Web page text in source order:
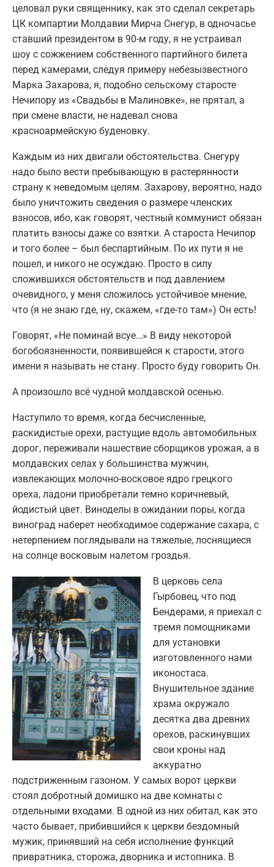
целовал руки священнику, как это сделал секретарь
ЦК компартии Молдавии Мирча Снегур, в одночасье
ставший президентом в 90-м году, я не устраивал
шоу с сожжением собственного партийного билета
перед камерами, следуя примеру небезызвестного
Марка Захарова, я, подобно сельскому старосте
Нечипору из «Свадьбы в Малиновке», не прятал, а
при смене власти, не надевал снова
красноармейскую буденовку.
Каждым из них двигали обстоятельства. Снегуру
надо было вести пребывающую в растерянности
страну к неведомым целям. Захарову, вероятно, надо
было уничтожить сведения о размере членских
взносов, ибо, как говорят, честный коммунист обязан
платить взносы даже со взятки. А староста Нечипор
и того более – был беспартийным. По их пути я не
пошел, и никого не осуждаю. Просто в силу
сложившихся обстоятельств и под давлением
очевидного, у меня сложилось устойчивое мнение,
что (я не знаю где, ну, скажем, «где-то там») Он есть!
Говорят, «Не поминай всуе…» В виду некоторой
богобоязненности, появившейся к старости, этого
имени я называть не стану. Просто буду говорить Он.
А произошло всё чудной молдавской осенью.
Наступило то время, когда бесчисленные,
раскидистые орехи, растущие вдоль автомобильных
дорог, переживали нашествие сборщиков урожая, а в
молдавских селах у большинства мужчин,
извлекающих молочно-восковое ядро грецкого
ореха, ладони приобретали темно коричневый,
йодистый цвет. Виноделы в ожидании поры, когда
виноград наберет необходимое содержание сахара, с
нетерпением поглядывали на тяжелые, лоснящиеся
на солнце восковым налетом гроздья.
В церковь села
Гырбовец, что под
Бендерами, я приехал с
тремя помощниками
для установки
изготовленного нами
иконостаса.
Внушительное здание
храма окружало
десятка два древних
орехов, раскинувших
свои кроны над
аккуратно
подстриженным газоном. У самых ворот церкви
стоял добротный домишко на две комнаты с
отдельными входами. В одной из них обитал, как это
часто бывает, прибившийся к церкви бездомный
мужик, принявший на себя исполнение функций
привратника, сторожа, дворника и истопника. В